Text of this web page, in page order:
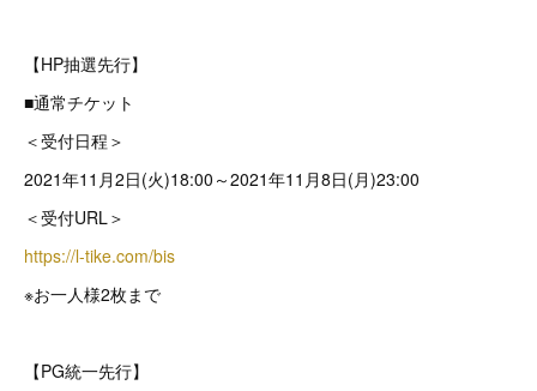
【HP抽選先行】
■通常チケット
＜受付日程＞
2021年11月2日(火)18:00～2021年11月8日(月)23:00
＜受付URL＞
https://l-tike.com/bis
※お一人様2枚まで
【PG統一先行】